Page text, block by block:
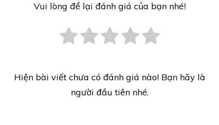
Vui lòng để lại đánh giá của bạn nhé!
Hiện bài viết chưa có đánh giá nào! Bạn hãy là
người đầu tiên nhé.